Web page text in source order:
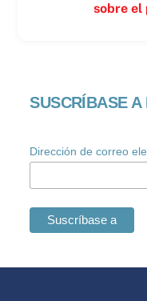
sobre el
SUSCRÍBASE
Dirección de correo